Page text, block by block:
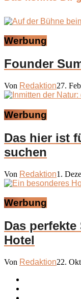
Werbung
Founder
Von Redaktion27.
Werbung
Das hier ist
suchen
Von Redaktion1.
Werbung
Das
Hotel
Von Redaktion22.